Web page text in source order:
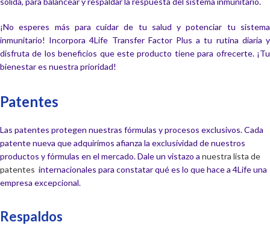
¡No esperes más para cuidar de tu salud y potenciar tu sistema
inmunitario! Incorpora 4Life Transfer Factor Plus a tu rutina diaria y
disfruta de los beneficios que este producto tiene para ofrecerte. ¡Tu
bienestar es nuestra prioridad!
Patentes
Las patentes protegen nuestras fórmulas y procesos exclusivos. Cada
patente nueva que adquirimos afianza la exclusividad de nuestros
productos y fórmulas en el mercado. Dale un vistazo a nuestra lista de
patentes internacionales para constatar qué es lo que hace a 4Life una
empresa excepcional.
Respaldos